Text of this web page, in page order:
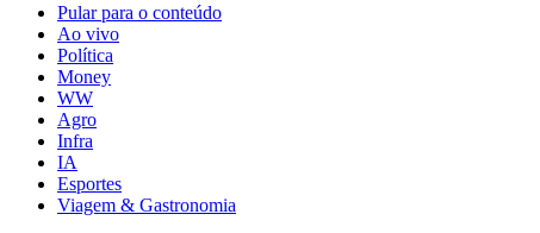
Pular para o conteúdo
Ao vivo
Política
Money
WW
Agro
Infra
IA
Esportes
Viagem & Gastronomia